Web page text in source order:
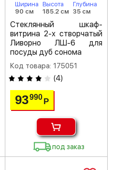
Ширина
90 см
Высота
185.2 см
Глубина
35 см
Стеклянный шкаф-
витрина 2-х створчатый
Ливорно ЛШ-6 для
посуды дуб сонома
Код товара: 175051
(4)
93990 Р
под заказ